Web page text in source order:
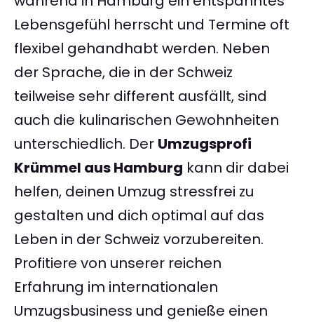
Lebensgefühl herrscht und Termine oft
flexibel gehandhabt werden. Neben
der Sprache, die in der Schweiz
teilweise sehr different ausfällt, sind
auch die kulinarischen Gewohnheiten
unterschiedlich. Der Umzugsprofi
Krümmel aus Hamburg kann dir dabei
helfen, deinen Umzug stressfrei zu
gestalten und dich optimal auf das
Leben in der Schweiz vorzubereiten.
Profitiere von unserer reichen
Erfahrung im internationalen
Umzugsbusiness und genieße einen